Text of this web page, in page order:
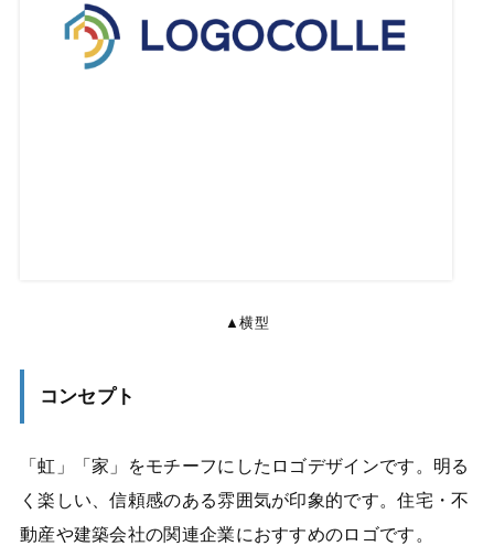
▲横型
コンセプト
「虹」「家」をモチーフにしたロゴデザインです。明る
く楽しい、信頼感のある雰囲気が印象的です。住宅・不
動産や建築会社の関連企業におすすめのロゴです。